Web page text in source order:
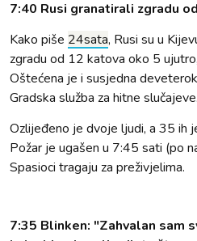
7:40 Rusi granatirali zgradu
Kako piše 24sata, Rusi su u
zgradu od 12 katova oko 5
Oštećena je i susjedna
Gradska služba za hitne slučajeve.
Ozlijeđeno je dvoje ljudi, a 35 ih
Požar je ugašen u 7:45 sati (po
Spasioci tragaju za preživjelima.
7:35 Blinken: "Zahvalan sam